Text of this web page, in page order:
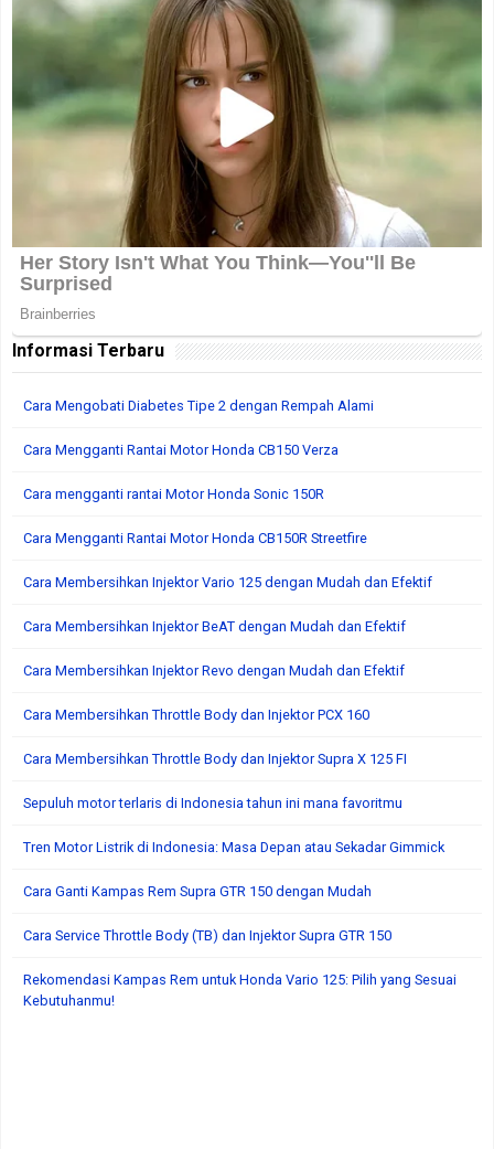
Informasi Terbaru
Cara Mengobati Diabetes Tipe 2 dengan Rempah Alami
Cara Mengganti Rantai Motor Honda CB150 Verza
Cara mengganti rantai Motor Honda Sonic 150R
Cara Mengganti Rantai Motor Honda CB150R Streetfire
Cara Membersihkan Injektor Vario 125 dengan Mudah dan Efektif
Cara Membersihkan Injektor BeAT dengan Mudah dan Efektif
Cara Membersihkan Injektor Revo dengan Mudah dan Efektif
Cara Membersihkan Throttle Body dan Injektor PCX 160
Cara Membersihkan Throttle Body dan Injektor Supra X 125 FI
Sepuluh motor terlaris di Indonesia tahun ini mana favoritmu
Tren Motor Listrik di Indonesia: Masa Depan atau Sekadar Gimmick
Cara Ganti Kampas Rem Supra GTR 150 dengan Mudah
Cara Service Throttle Body (TB) dan Injektor Supra GTR 150
Rekomendasi Kampas Rem untuk Honda Vario 125: Pilih yang Sesuai
Kebutuhanmu!